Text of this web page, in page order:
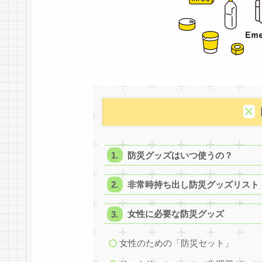
防災グッズはいつ使うの？
非常時持ち出し防災グッズリスト
女性に必要な防災グッズ
女性のための「防災セット」